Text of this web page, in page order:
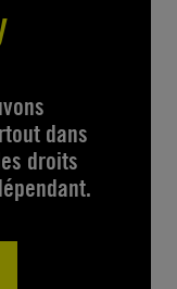
dans
droits